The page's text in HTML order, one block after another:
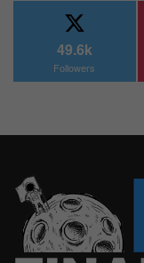
49.6k
Followers